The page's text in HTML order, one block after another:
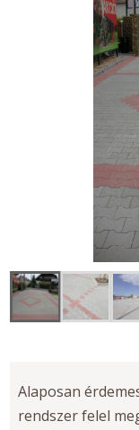
Alaposan
rendszer felel